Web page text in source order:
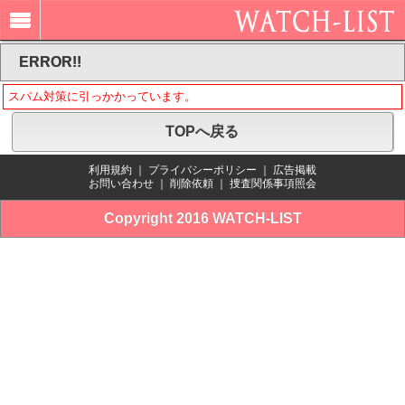
ERROR!!
スパム対策に引っかかっています。
TOPへ戻る
利用規約 プライバシーポリシー
広告掲載
お問い合わせ
削除依頼 捜査関係事項照会
Copyright 2016 WATCH-LIST